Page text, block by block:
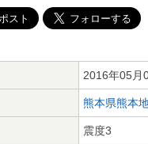
2016年05月
熊本県熊本
震度3